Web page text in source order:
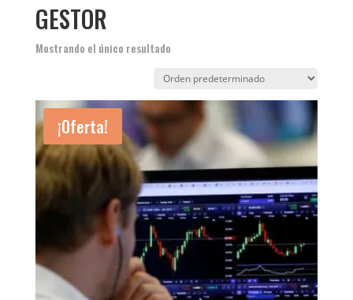
GESTOR
Mostrando el único resultado
¡Oferta!